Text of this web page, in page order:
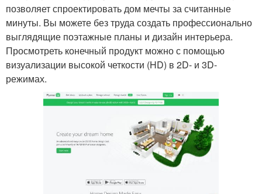
позволяет спроектировать дом мечты за считанные
минуты. Вы можете без труда создать профессионально
выглядящие поэтажные планы и дизайн интерьера.
Просмотреть конечный продукт можно с помощью
визуализации высокой четкости (HD) в 2D- и 3D-
режимах.